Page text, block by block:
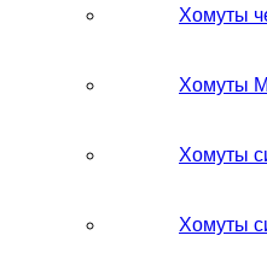
Хомуты
Хомуты
Хомуты
Хомуты